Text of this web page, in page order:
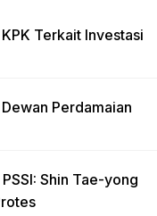
Terkait Investasi
Perdamaian
Shin Tae-yong